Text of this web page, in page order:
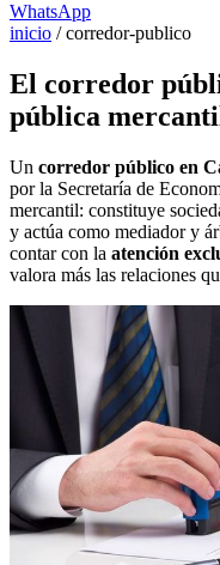
WhatsApp
inicio /corredor-publico
El corredor
pública
Un corredor público en
por la Secretaría de
mercantil: constituye
y actúa como mediador y
contar con la atención
valora más las relaciones